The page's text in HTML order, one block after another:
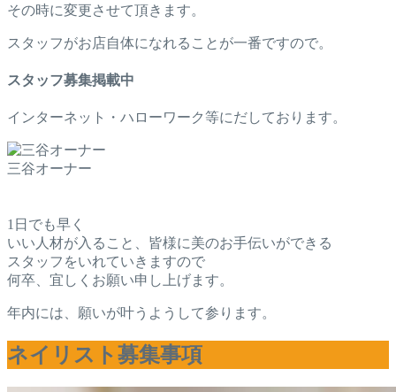
その時に変更させて頂きます。
スタッフがお店自体になれることが一番ですので。
スタッフ募集掲載中
インターネット・ハローワーク等にだしております。
三谷オーナー
1日でも早く
いい人材が入ること、皆様に美のお手伝いができる
スタッフをいれていきますので
何卒、宜しくお願い申し上げます。
年内には、願いが叶うようして参ります。
ネイリスト募集事項